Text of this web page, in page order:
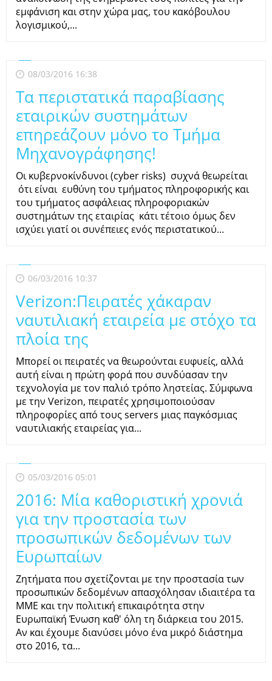
εμφάνιση και στην χώρα μας, του κακόβουλου
λογισμικού,...
08/03/2016 16:38
Τα περιστατικά παραβίασης
εταιρικών συστημάτων
επηρεάζουν μόνο το Τμήμα
Μηχανογράφησης!
Οι κυβερνοκίνδυνοι (cyber risks) συχνά θεωρείται
ότι είναι ευθύνη του τμήματος πληροφορικής και
του τμήματος ασφάλειας πληροφοριακών
συστημάτων της εταιρίας κάτι τέτοιο όμως δεν
ισχύει γιατί οι συνέπειες ενός περιστατικού...
06/03/2016 10:37
Verizon:Πειρατές χάκαραν
ναυτιλιακή εταιρεία με στόχο τα
πλοία της
Μπορεί οι πειρατές να θεωρούνται ευφυείς, αλλά
αυτή είναι η πρώτη φορά που συνδύασαν την
τεχνολογία με τον παλιό τρόπο ληστείας. Σύμφωνα
με την Verizon, πειρατές χρησιμοποιούσαν
πληροφορίες από τους servers μιας παγκόσμιας
ναυτιλιακής εταιρείας για...
05/03/2016 05:01
2016: Μία καθοριστική χρονιά
για την προστασία των
προσωπικών δεδομένων των
Ευρωπαίων
Ζητήματα που σχετίζονται με την προστασία των
προσωπικών δεδομένων απασχόλησαν ιδιαιτέρα τα
ΜΜΕ και την πολιτική επικαιρότητα στην
Ευρωπαϊκή Ένωση καθ' όλη τη διάρκεια του 2015.
Αν και έχουμε διανύσει μόνο ένα μικρό διάστημα
στο 2016, τα...